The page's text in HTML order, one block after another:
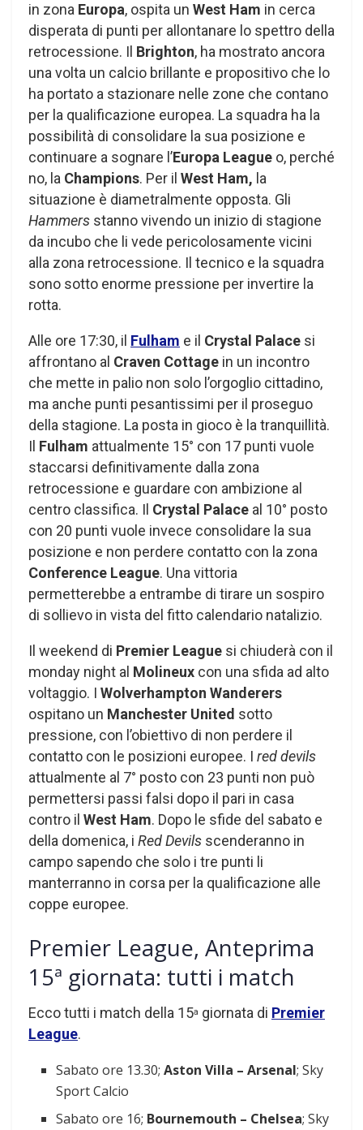
in zona Europa, ospita un West Ham in cerca
disperata di punti per allontanare lo spettro della
retrocessione. Il Brighton, ha mostrato ancora
una volta un calcio brillante e propositivo che lo
ha portato a stazionare nelle zone che contano
per la qualificazione europea. La squadra ha la
possibilità di consolidare la sua posizione e
continuare a sognare l’Europa League o, perché
no, la Champions. Per il West Ham, la
situazione è diametralmente opposta. Gli
Hammers stanno vivendo un inizio di stagione
da incubo che li vede pericolosamente vicini
alla zona retrocessione. Il tecnico e la squadra
sono sotto enorme pressione per invertire la
rotta.
Alle ore 17:30, il Fulham e il Crystal Palace si
affrontano al Craven Cottage in un incontro
che mette in palio non solo l’orgoglio cittadino,
ma anche punti pesantissimi per il proseguo
della stagione. La posta in gioco è la tranquillità.
Il Fulham attualmente 15° con 17 punti vuole
staccarsi definitivamente dalla zona
retrocessione e guardare con ambizione al
centro classifica. Il Crystal Palace al 10° posto
con 20 punti vuole invece consolidare la sua
posizione e non perdere contatto con la zona
Conference League. Una vittoria
permetterebbe a entrambe di tirare un sospiro
di sollievo in vista del fitto calendario natalizio.
Il weekend di Premier League si chiuderà con il
monday night al Molineux con una sfida ad alto
voltaggio. I Wolverhampton Wanderers
ospitano un Manchester United sotto
pressione, con l’obiettivo di non perdere il
contatto con le posizioni europee. I red devils
attualmente al 7° posto con 23 punti non può
permettersi passi falsi dopo il pari in casa
contro il West Ham. Dopo le sfide del sabato e
della domenica, i Red Devils scenderanno in
campo sapendo che solo i tre punti li
manterranno in corsa per la qualificazione alle
coppe europee.
Premier League, Anteprima
15ª giornata: tutti i match
Ecco tutti i match della 15a giornata di Premier
League.
Sabato ore 13.30;Aston Villa – Arsenal; Sky
Sport Calcio
Sabato ore 16; Bournemouth – Chelsea; Sky